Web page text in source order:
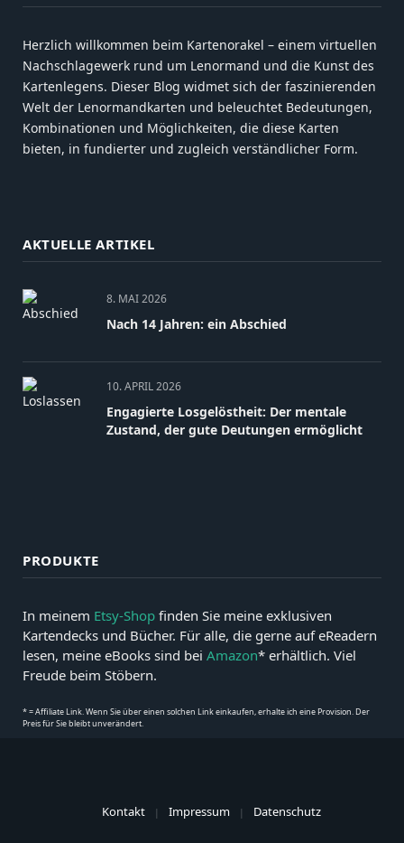
Herzlich willkommen beim Kartenorakel – einem virtuellen
Nachschlagewerk rund um Lenormand und die Kunst des
Kartenlegens. Dieser Blog widmet sich der faszinierenden
Welt der Lenormandkarten und beleuchtet Bedeutungen,
Kombinationen und Möglichkeiten, die diese Karten
bieten, in fundierter und zugleich verständlicher Form.
AKTUELLE ARTIKEL
8. MAI 2026
Nach 14 Jahren: ein Abschied
10. APRIL 2026
Engagierte Losgelöstheit: Der mentale
Zustand, der gute Deutungen ermöglicht
PRODUKTE
In meinem Etsy-Shop finden Sie meine exklusiven
Kartendecks und Bücher. Für alle, die gerne auf eReadern
lesen, meine eBooks sind bei Amazon* erhältlich. Viel
Freude beim Stöbern.
* = Affiliate Link. Wenn Sie über einen solchen Link einkaufen, erhalte ich eine Provision. Der
Preis für Sie bleibt unverändert.
Kontakt Impressum Datenschutz